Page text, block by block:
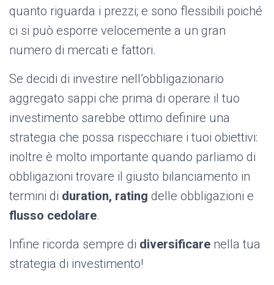
quanto riguarda i prezzi; e sono flessibili poiché
ci si può esporre velocemente a un gran
numero di mercati e fattori.
Se decidi di investire nell’obbligazionario
aggregato sappi che prima di operare il tuo
investimento sarebbe ottimo definire una
strategia che possa rispecchiare i tuoi obiettivi:
inoltre è molto importante quando parliamo di
obbligazioni trovare il giusto bilanciamento in
termini di duration, rating delle obbligazioni e
flusso cedolare.
Infine ricorda sempre di diversificare nella tua
strategia di investimento!